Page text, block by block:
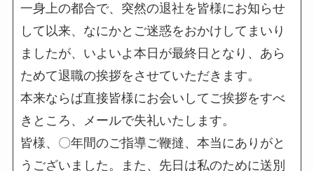
一身上の都合で、突然の退社を皆様にお知らせ
して以来、なにかとご迷惑をおかけしてまいり
ましたが、いよいよ本日が最終日となり、あら
ためて退職の挨拶をさせていただきます。
本来ならば直接皆様にお会いしてご挨拶をすべ
きところ、メールで失礼いたします。
皆様、〇年間のご指導ご鞭撻、本当にありがと
うございました。また、先日は私のために送別